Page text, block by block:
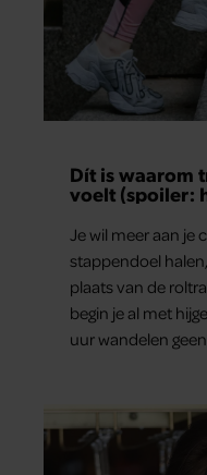
Dít is waarom
voelt (spoiler:
Je wil meer aan je
stappendoel
plaats van de
begin je al met
uur wandelen